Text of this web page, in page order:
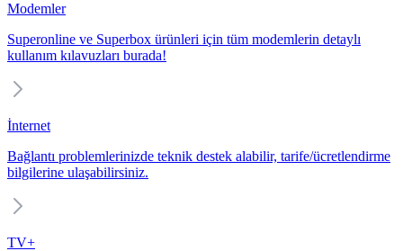
Modemler
Superonline ve Superbox ürünleri için tüm modemlerin detaylı
kullanım kılavuzları burada!
İnternet
Bağlantı problemlerinizde teknik destek alabilir, tarife/ücretlendirme
bilgilerine ulaşabilirsiniz.
TV+